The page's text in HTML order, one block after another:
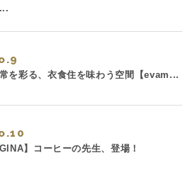
を彩る、衣食住を味わう空間【evam...
GINA】コーヒーの先生、登場！